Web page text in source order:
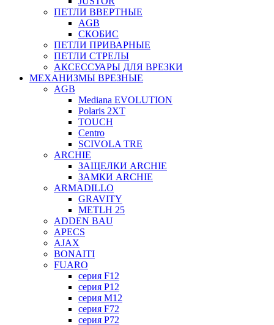
ПЕТЛИ ВВЕРТНЫЕ
AGB
СКОБИС
ПЕТЛИ ПРИВАРНЫЕ
ПЕТЛИ СТРЕЛЫ
АКСЕССУАРЫ ДЛЯ ВРЕЗКИ
МЕХАНИЗМЫ ВРЕЗНЫЕ
AGB
Mediana EVOLUTION
Polaris 2XT
TOUCH
Centro
SCIVOLA TRE
ARCHIE
ЗАЩЕЛКИ ARCHIE
ЗАМКИ ARCHIE
ARMADILLO
GRAVITY
METLH 25
ADDEN BAU
APECS
AJAX
BONAITI
FUARO
серия F12
серия P12
серия M12
серия F72
серия P72